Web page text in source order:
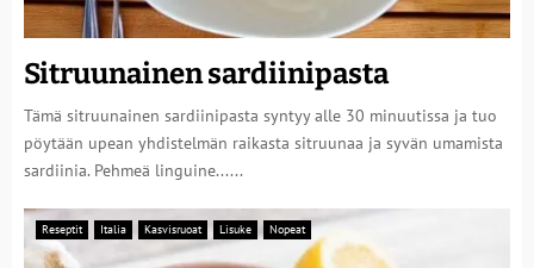
Sitruunainen sardiinipasta
Tämä sitruunainen sardiinipasta syntyy alle 30 minuutissa ja tuo
pöytään upean yhdistelmän raikasta sitruunaa ja syvän umamista
sardiinia. Pehmeä linguine......
Reseptit Italia Kasvisruoat Lisuke Nopeat